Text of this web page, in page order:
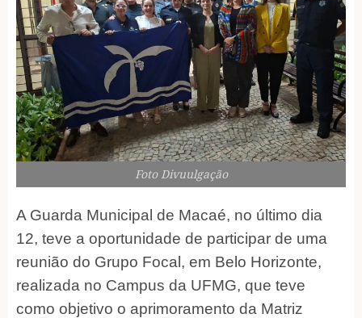
Foto Divuulgação
A Guarda Municipal de Macaé, no último dia
12, teve a oportunidade de participar de uma
reunião do Grupo Focal, em Belo Horizonte,
realizada no Campus da UFMG, que teve
como objetivo o aprimoramento da Matriz